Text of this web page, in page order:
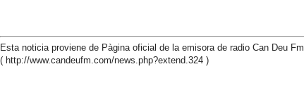
Esta noticia proviene de Pàgina oficial de la emisora de radio Can Deu Fm
( http://www.candeufm.com/news.php?extend.324 )